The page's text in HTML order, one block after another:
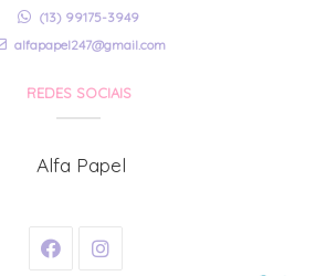
(13) 99175-3949
alfapapel247@gmail.com
REDES SOCIAIS
Alfa Papel